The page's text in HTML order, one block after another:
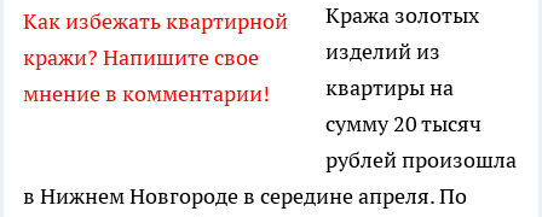
Как избежать квартирной
кражи? Напишите свое
мнение в комментарии!
Кража золотых
изделий из
квартиры на
сумму 20 тысяч
рублей произошла
в Нижнем Новгороде в середине апреля. По